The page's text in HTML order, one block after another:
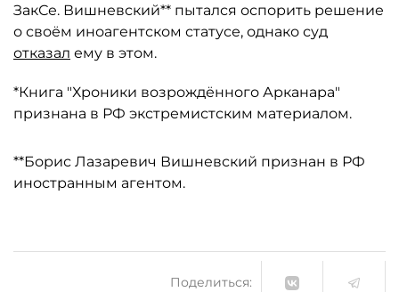
ЗакСе. Вишневский** пытался оспорить решение
о своём иноагентском статусе, однако суд
отказал ему в этом.
*Книга "Хроники возрождённого Арканара"
признана в РФ экстремистским материалом.
**Борис Лазаревич Вишневский признан в РФ
иностранным агентом.
Поделиться: